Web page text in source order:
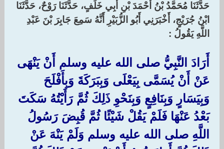
حَدَّثَنَا مُحَمَّدُ بْنُ أَحْمَدَ بْنِ أَبِي خَلَفٍ، حَدَّثَنَا رَوْحٌ، حَدَّثَنَا
ابْنُ جُرَيْجٍ، أَخْبَرَنِي أَبُو الزُّبَيْرِ أَنَّهُ سَمِعَ جَابِرَ بْنَ عَبْدِ
اللَّهِ يَقُولُ :‏
أَرَادَ النَّبِيُّ صلى الله عليه وسلم أَنْ يَنْهَى
عَنْ أَنْ يُسَمَّى بِيَعْلَى وَبِبَرَكَةَ وَبِأَفْلَحَ
وَبِيَسَارٍ وَبِنَافِعٍ وَبِنَحْوِ ذَلِكَ ثُمَّ رَأَيْتُهُ سَكَتَ
بَعْدُ عَنْهَا فَلَمْ يَقُلْ شَيْئًا ثُمَّ قُبِضَ رَسُولُ
اللَّهِ صلى الله عليه وسلم وَلَمْ يَنْهَ عَنْ